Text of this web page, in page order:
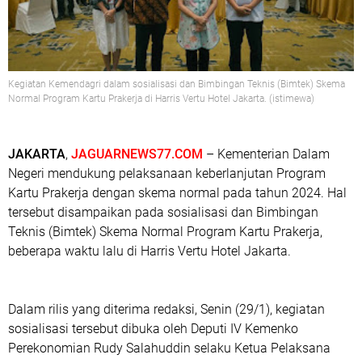
Kegiatan Kemendagri dalam sosialisasi dan Bimbingan Teknis (Bimtek) Skema
Normal Program Kartu Prakerja di Harris Vertu Hotel Jakarta. (istimewa)
JAKARTA, JAGUARNEWS77.COM – Kementerian Dalam
Negeri mendukung pelaksanaan keberlanjutan Program
Kartu Prakerja dengan skema normal pada tahun 2024. Hal
tersebut disampaikan pada sosialisasi dan Bimbingan
Teknis (Bimtek) Skema Normal Program Kartu Prakerja,
beberapa waktu lalu di Harris Vertu Hotel Jakarta.
Dalam rilis yang diterima redaksi, Senin (29/1), kegiatan
sosialisasi tersebut dibuka oleh Deputi IV Kemenko
Perekonomian Rudy Salahuddin selaku Ketua Pelaksana